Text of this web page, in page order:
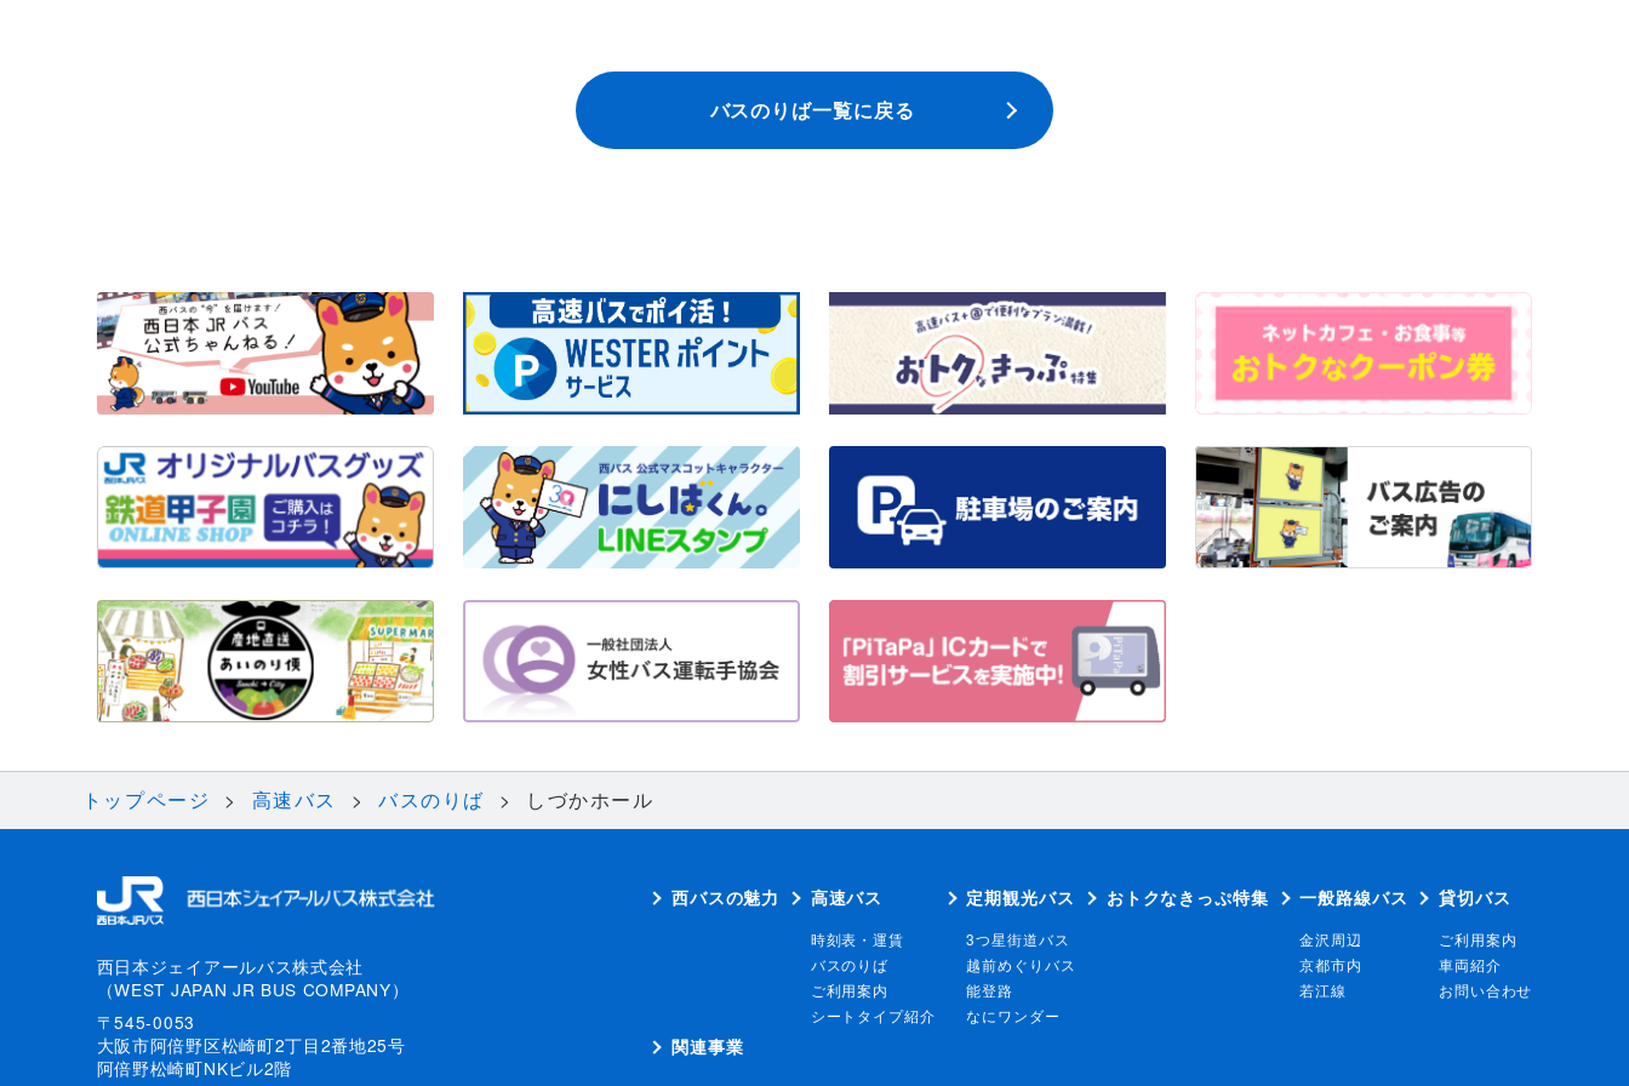
バスのりば一覧に戻る
トップページ 高速バス バスのりば しづかホール
西日本ジェイアールバス株式会社
（WEST JAPAN JR BUS COMPANY）
〒545-0053
大阪市阿倍野区松崎町2丁目2番地25号
阿倍野松崎町NKビル2階
西バスの魅力 高速バス
時刻表・運賃
バスのりば
ご利用案内
シートタイプ紹介
定期観光バス
3つ星街道バス
越前めぐりバス
能登路
なにワンダー
おトクなきっぷ特集 一般路線バス
金沢周辺
京都市内
若江線
貸切バス
ご利用案内
車両紹介
お問い合わせ
関連事業